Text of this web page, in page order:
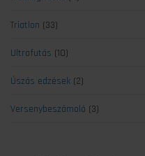
Triatlon (33)
Ultrafutás (10)
Úszás edzések (2)
Versenybeszámoló (3)